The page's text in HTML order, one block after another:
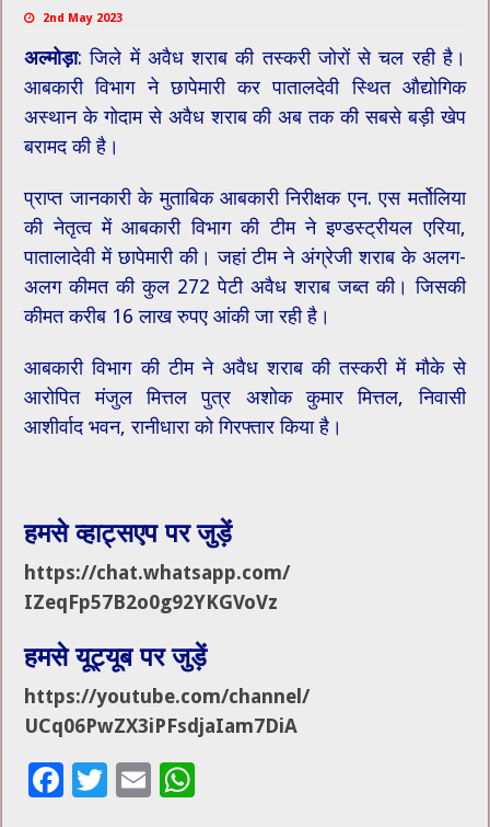
2nd May 2023
अल्मोड़ा: जिले में अवैध शराब की तस्करी जोरों से चल रही है।
आबकारी विभाग ने छापेमारी कर पातालदेवी स्थित औद्योगिक
अस्थान के गोदाम से अवैध शराब की अब तक की सबसे बड़ी खेप
बरामद की है।
प्राप्त जानकारी के मुताबिक आबकारी निरीक्षक एन. एस मर्तोलिया
की नेतृत्व में आबकारी विभाग की टीम ने इण्डस्ट्रीयल एरिया,
पातालादेवी में छापेमारी की। जहां टीम ने अंग्रेजी शराब के अलग-
अलग कीमत की कुल 272 पेटी अवैध शराब जब्त की। जिसकी
कीमत करीब 16 लाख रुपए आंकी जा रही है।
आबकारी विभाग की टीम ने अवैध शराब की तस्करी में मौके से
आरोपित मंजुल मित्तल पुत्र अशोक कुमार मित्तल, निवासी
आशीर्वाद भवन, रानीधारा को गिरफ्तार किया है।
हमसे व्हाट्सएप पर जुड़ें
https://chat.whatsapp.com/
IZeqFp57B2o0g92YKGVoVz
हमसे यूट्यूब पर जुड़ें
https://youtube.com/channel/
UCq06PwZX3iPFsdjaIam7DiA
F
T
E